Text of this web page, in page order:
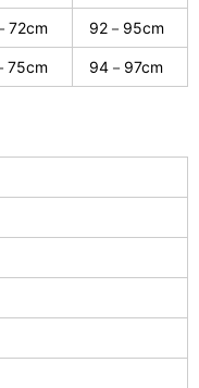
72cm 92－95cm
75cm 94－97cm